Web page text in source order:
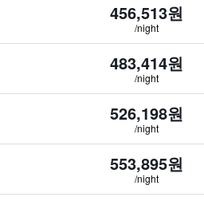
456,513원
/night
483,414원
/night
526,198원
/night
553,895원
/night